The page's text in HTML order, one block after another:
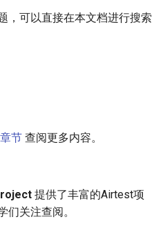
，可以直接在本文档进行搜索
节 查阅更多内容。
提供了丰富的Airtest项
们关注查阅。